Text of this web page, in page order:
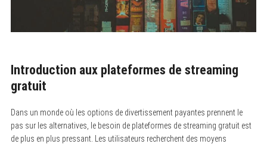
Introduction aux plateformes de streaming
gratuit
Dans un monde où les options de divertissement payantes prennent le
pas sur les alternatives, le besoin de plateformes de streaming gratuit est
de plus en plus pressant. Les utilisateurs recherchent des moyens